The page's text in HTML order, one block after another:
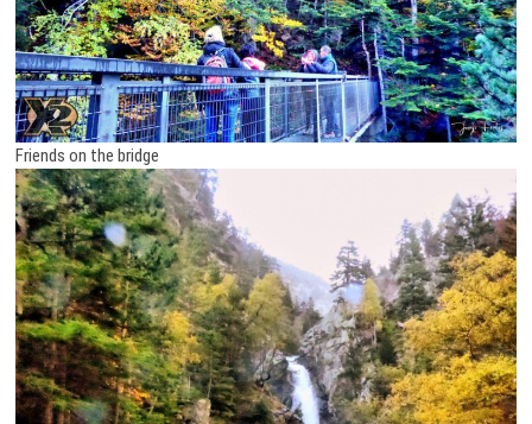
Friends on the bridge